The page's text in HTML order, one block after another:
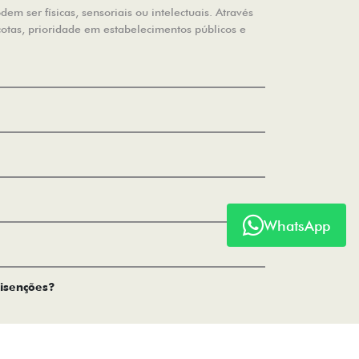
ser físicas, sensoriais ou intelectuais. Através
prioridade em estabelecimentos públicos e
WhatsApp